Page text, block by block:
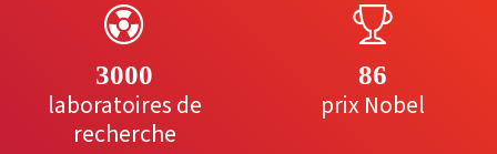
3000
laboratoires de
recherche
86
prix Nobel